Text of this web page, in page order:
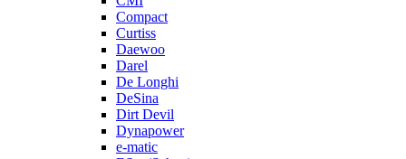
Compact
Curtiss
Daewoo
Darel
De Longhi
DeSina
Dirt Devil
Dynapower
e-matic